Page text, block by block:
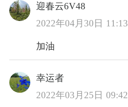
迎春云6V48
2022年04月30日 11:13
加油
幸运者
2022年03月25日 09:42